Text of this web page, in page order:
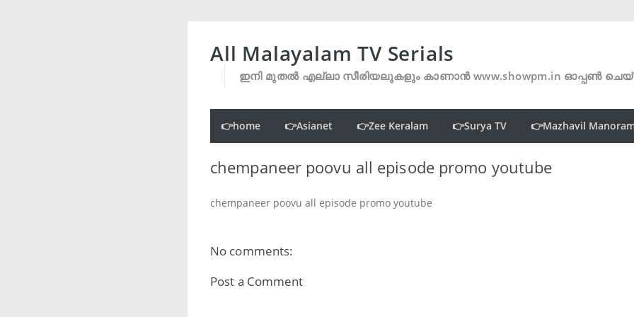
All Malayalam TV Serials
ഇനി മുതൽ എല്ലാ സീരിയലുകളും കാണാൻ www.showpm.in ഓപ്പൺ
👉home 👉Asianet 👉Zee Keralam 👉Surya TV 👉Mazhavil
chempaneer poovu all episode promo youtube
chempaneer poovu all episode promo youtube
No comments:
Post a Comment